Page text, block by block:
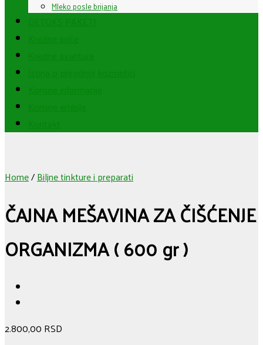
Mleko posle brijanja
Home/Biljne tinkture i preparati
ČAJNA MEŠAVINA ZA ČIŠĆENJE
ORGANIZMA ( 600 gr )
2.800,00 RSD